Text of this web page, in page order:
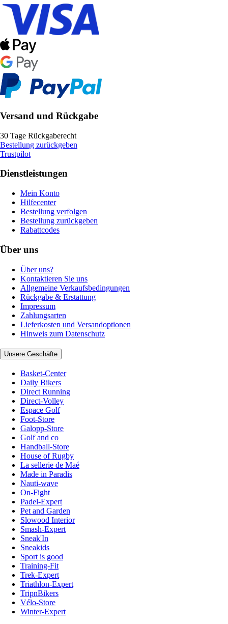
Versand und Rückgabe
30 Tage Rückgaberecht
Bestellung zurückgeben
Trustpilot
Dienstleistungen
Mein Konto
Hilfecenter
Bestellung verfolgen
Bestellung zurückgeben
Rabattcodes
Über uns
Über uns?
Kontaktieren Sie uns
Allgemeine Verkaufsbedingungen
Rückgabe & Erstattung
Impressum
Zahlungsarten
Lieferkosten und Versandoptionen
Hinweis zum Datenschutz
Unsere Geschäfte
Basket-Center
Daily Bikers
Direct Running
Direct-Volley
Espace Golf
Foot-Store
Galopp-Store
Golf and co
Handball-Store
House of Rugby
La sellerie de Maé
Made in Paradis
Nauti-wave
On-Fight
Padel-Expert
Pet and Garden
Slowood Interior
Smash-Expert
Sneak'In
Sneakids
Sport is good
Training-Fit
Trek-Expert
Triathlon-Expert
TripnBikers
Vélo-Store
Winter-Expert